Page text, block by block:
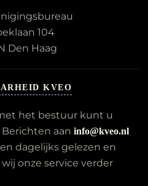
104
Den Haag
KVEO
het bestuur kunt u
Berichten aan info@kveo.nl
dagelijks gelezen en
onze service verder